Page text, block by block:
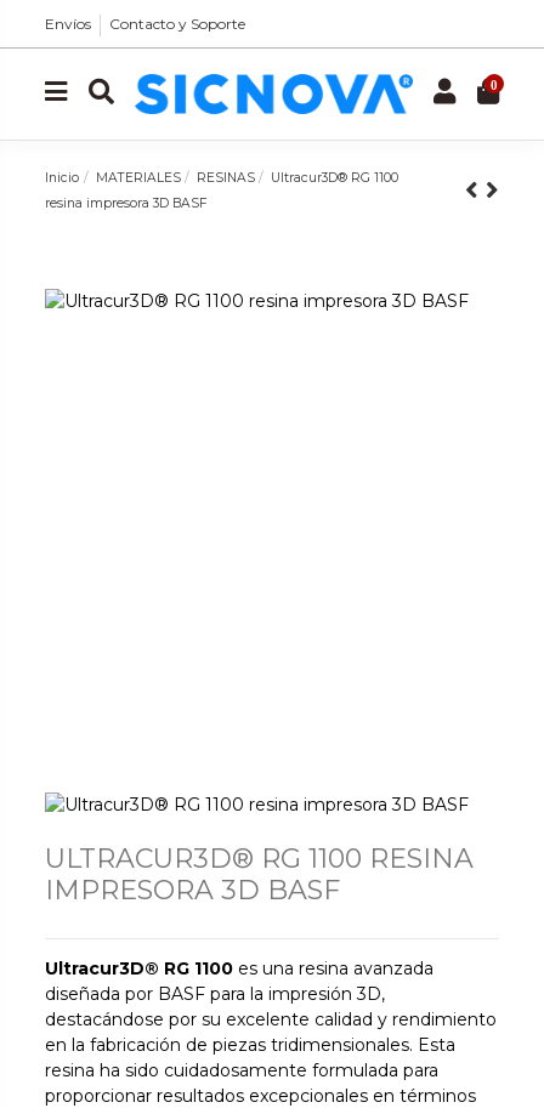
Envíos Contacto y Soporte
0
Inicio MATERIALES RESINAS
Ultracur3D® RG 1100
resina impresora 3D BASF
ULTRACUR3D® RG 1100 RESINA
IMPRESORA 3D BASF
Ultracur3D® RG 1100 es una resina avanzada
diseñada por BASF para la impresión 3D,
destacándose por su excelente calidad y rendimiento
en la fabricación de piezas tridimensionales. Esta
resina ha sido cuidadosamente formulada para
proporcionar resultados excepcionales en términos